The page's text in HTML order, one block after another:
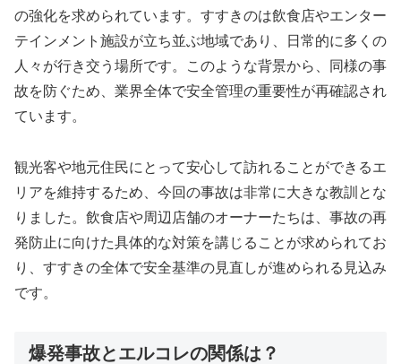
の強化を求められています。すすきのは飲食店やエンター
テインメント施設が立ち並ぶ地域であり、日常的に多くの
人々が行き交う場所です。このような背景から、同様の事
故を防ぐため、業界全体で安全管理の重要性が再確認され
ています。
観光客や地元住民にとって安心して訪れることができるエ
リアを維持するため、今回の事故は非常に大きな教訓とな
りました。飲食店や周辺店舗のオーナーたちは、事故の再
発防止に向けた具体的な対策を講じることが求められてお
り、すすきの全体で安全基準の見直しが進められる見込み
です。
爆発事故とエルコレの関係は？